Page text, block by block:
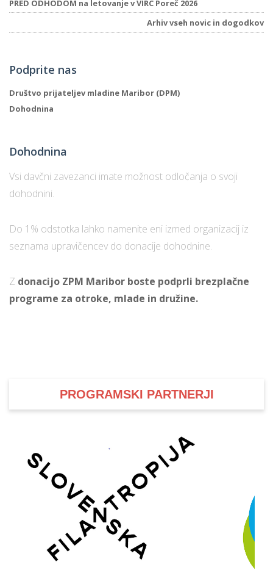
PRED ODHODOM na letovanje v VIRC Poreč 2026
Arhiv vseh novic in dogodkov
Podprite nas
Društvo prijateljev mladine Maribor (DPM)
Dohodnina
Dohodnina
Vsi davčni zavezanci imate možnost odločanja o svoji
dohodnini.
Do 1% odstotka lahko namenite eni izmed organizacij iz
seznama upravičencev do donacije dohodnine.
Z donacijo ZPM Maribor boste podprli brezplačne
programe za otroke, mlade in družine.
PROGRAMSKI PARTNERJI